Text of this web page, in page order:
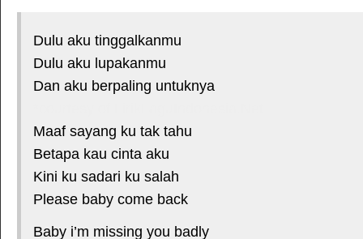
Dulu aku tinggalkanmu
Dulu aku lupakanmu
Dan aku berpaling untuknya
Maaf sayang ku tak tahu
Betapa kau cinta aku
Kini ku sadari ku salah
Please baby come back
Baby i’m missing you badly